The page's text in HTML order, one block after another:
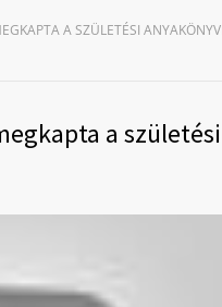
A SZÜLETÉSI
a